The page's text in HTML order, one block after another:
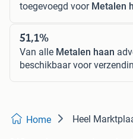
toegevoegd voor Metalen
51,1%
Van alle Metalen haan
beschikbaar voor
Home Heel